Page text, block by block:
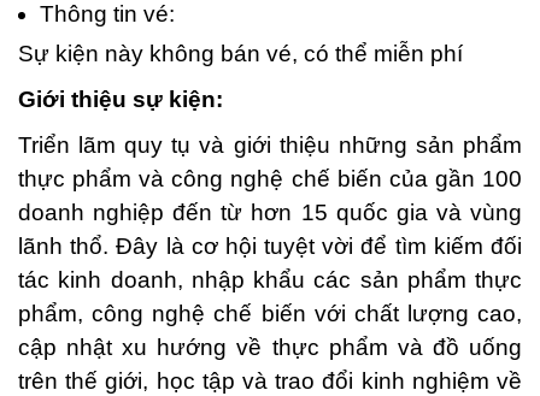
Thông tin vé:
Sự kiện này không bán vé, có thể miễn phí
Giới thiệu sự kiện:
Triển lãm quy tụ và giới thiệu những sản phẩm
thực phẩm và công nghệ chế biến của gần 100
doanh nghiệp đến từ hơn 15 quốc gia và vùng
lãnh thổ. Đây là cơ hội tuyệt vời để tìm kiếm đối
tác kinh doanh, nhập khẩu các sản phẩm thực
phẩm, công nghệ chế biến với chất lượng cao,
cập nhật xu hướng về thực phẩm và đồ uống
trên thế giới, học tập và trao đổi kinh nghiệm về